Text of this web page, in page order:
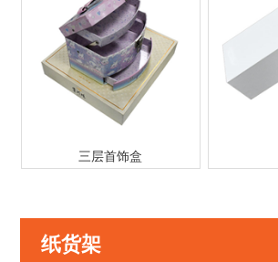
三层首饰盒
纸货架